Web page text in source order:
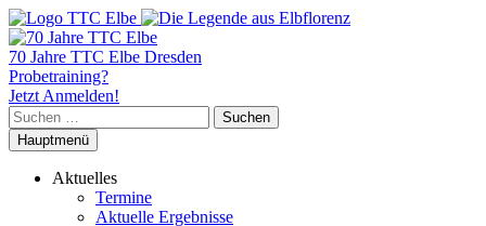
70 Jahre TTC Elbe Dresden
Probetraining?
Jetzt Anmelden!
Suchen
nach:
Hauptmenü
Aktuelles
Termine
Aktuelle Ergebnisse